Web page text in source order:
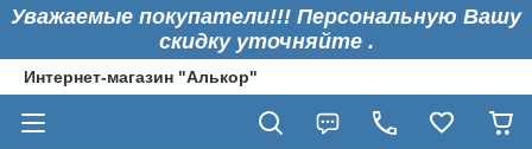
Уважаемые покупатели!!! Персональную Вашу
скидку уточняйте .
Интернет-магазин "Алькор"